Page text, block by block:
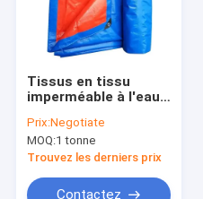
Tissus en tissu
imperméable à l'eau
de rideau pour
volaille
Prix:Negotiate
MOQ:1 tonne
Trouvez les derniers prix
Contactez